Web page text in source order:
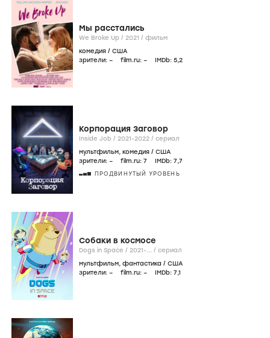
Мы расстались
We Broke Up / 2021 / фильм
комедия / США
зрители: – film.ru: – IMDb: 5,2
Корпорация Заговор
Inside Job / 2021-2022 / сериал
мультфильм, комедия / США
зрители: – film.ru: 7 IMDb: 7,7
ПРОДВИНУТЫЙ УРОВЕНЬ
Собаки в космосе
Dogs in Space / 2021-... / сериал
мультфильм, фантастика / США
зрители: – film.ru: – IMDb: 7,1